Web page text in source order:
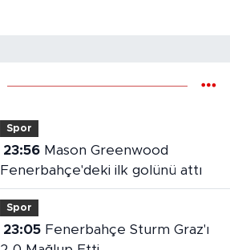
Spor
23:56Mason Greenwood
Fenerbahçe'deki ilk golünü attı
Spor
23:05Fenerbahçe Sturm Graz'ı